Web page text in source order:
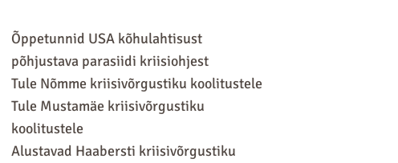
Õppetunnid USA kõhulahtisust
põhjustava parasiidi kriisiohjest
Tule Nõmme kriisivõrgustiku koolitustele
Tule Mustamäe kriisivõrgustiku
koolitustele
Alustavad Haabersti kriisivõrgustiku